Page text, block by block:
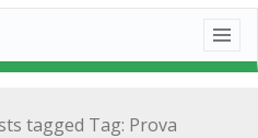
tagged Tag: Prova